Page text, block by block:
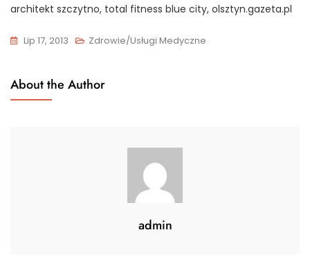
architekt szczytno, total fitness blue city, olsztyn.gazeta.pl
Lip 17, 2013 Zdrowie/Usługi Medyczne
About the Author
admin